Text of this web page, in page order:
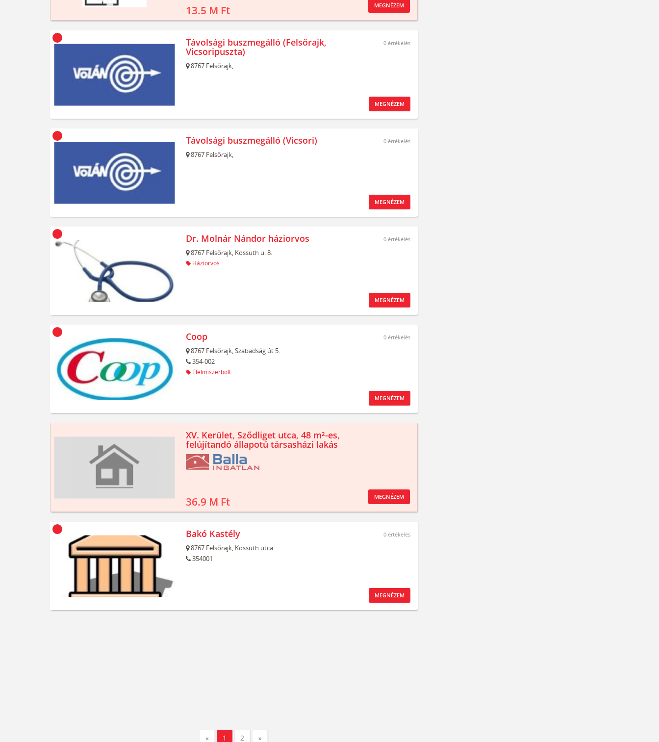
13.5 M Ft MEGNÉZEM
Távolsági buszmegálló (Felsőrajk,
Vicsoripuszta)
8767 Felsőrajk,
0 értékelés
MEGNÉZEM
Távolsági buszmegálló (Vicsori)
8767 Felsőrajk,
0 értékelés
MEGNÉZEM
Dr. Molnár Nándor háziorvos
8767 Felsőrajk, Kossuth u. 8.
Háziorvos
0 értékelés
MEGNÉZEM
Coop
8767 Felsőrajk,Szabadság út 5.
354-002
Élelmiszerbolt
0 értékelés
MEGNÉZEM
XV. Kerület, Sződliget utca, 48 m²-es,
felújítandó állapotú társasházi lakás
36.9 M Ft MEGNÉZEM
Bakó Kastély
8767 Felsőrajk, Kossuth utca
354001
0 értékelés
MEGNÉZEM
« 1 2 »